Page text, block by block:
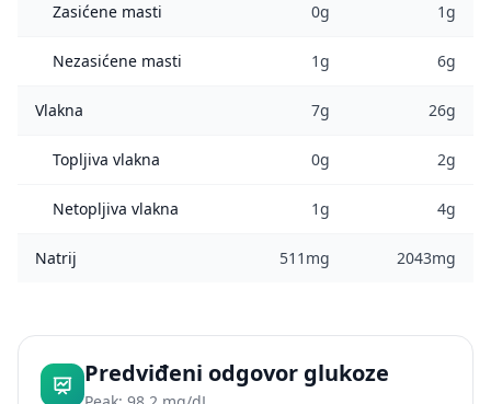
Zasićene masti 0g 1g
Nezasićene masti 1g 6g
Vlakna 7g 26g
Topljiva vlakna 0g 2g
Netopljiva vlakna 1g 4g
Natrij 511mg 2043mg
Predviđeni odgovor glukoze